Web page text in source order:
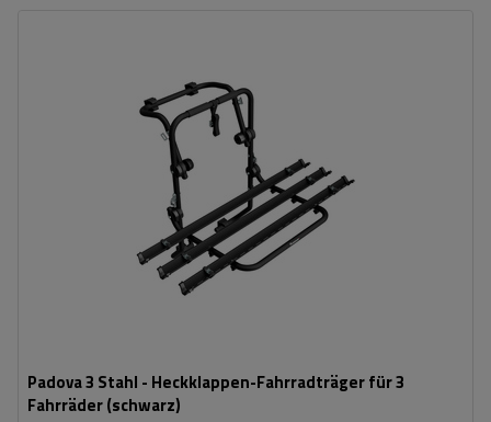
Padova 3 Stahl - Heckklappen-Fahrradträger für 3
Fahrräder (schwarz)
universelles Montagesystem
kompatibel mit allen Karosseriearten